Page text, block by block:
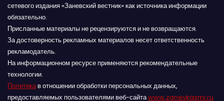
сетевого издания «Заневский вестник» как источника информации
обязательно.
Присланные материалы не рецензируются и не возвращаются.
За достоверность рекламных материалов несет ответственность
рекламодатель.
На информационном ресурсе применяются рекомендательные
технологии.
Политикав отношении обработки персональных данных,
предоставляемых пользователями веб-сайтаwww.zanevkasmi.ru